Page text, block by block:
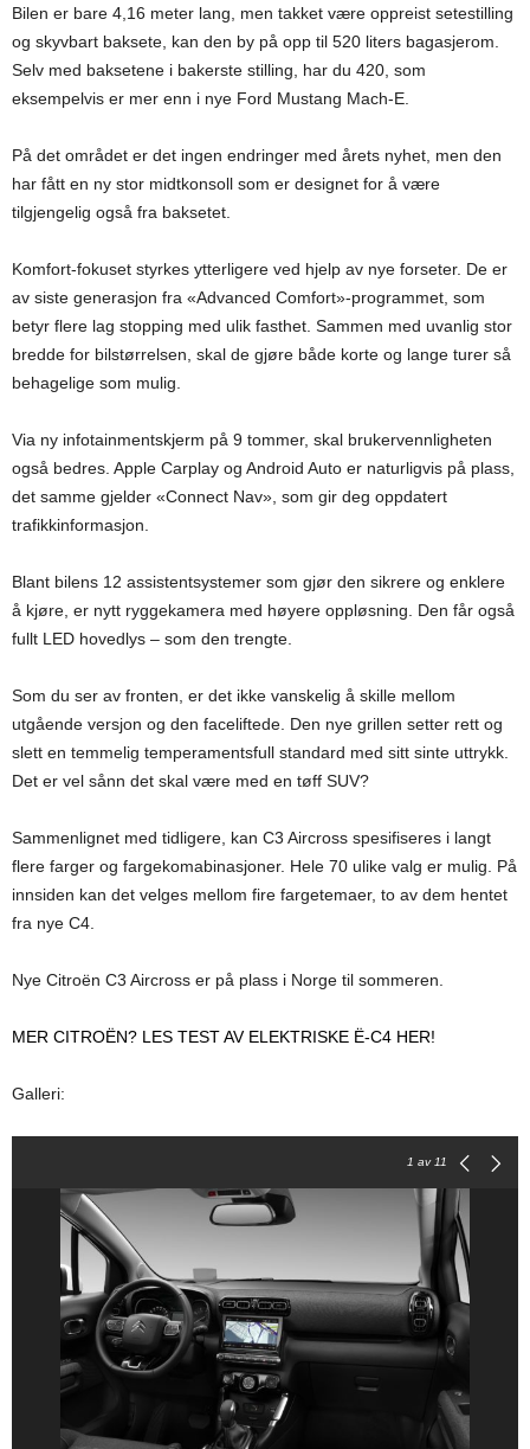
Bilen er bare 4,16 meter lang, men takket være oppreist setestilling
og skyvbart baksete, kan den by på opp til 520 liters bagasjerom.
Selv med baksetene i bakerste stilling, har du 420, som
eksempelvis er mer enn i nye Ford Mustang Mach-E.
På det området er det ingen endringer med årets nyhet, men den
har fått en ny stor midtkonsoll som er designet for å være
tilgjengelig også fra baksetet.
Komfort-fokuset styrkes ytterligere ved hjelp av nye forseter. De er
av siste generasjon fra «Advanced Comfort»-programmet, som
betyr flere lag stopping med ulik fasthet. Sammen med uvanlig stor
bredde for bilstørrelsen, skal de gjøre både korte og lange turer så
behagelige som mulig.
Via ny infotainmentskjerm på 9 tommer, skal brukervennligheten
også bedres. Apple Carplay og Android Auto er naturligvis på plass,
det samme gjelder «Connect Nav», som gir deg oppdatert
trafikkinformasjon.
Blant bilens 12 assistentsystemer som gjør den sikrere og enklere
å kjøre, er nytt ryggekamera med høyere oppløsning. Den får også
fullt LED hovedlys – som den trengte.
Som du ser av fronten, er det ikke vanskelig å skille mellom
utgående versjon og den faceliftede. Den nye grillen setter rett og
slett en temmelig temperamentsfull standard med sitt sinte uttrykk.
Det er vel sånn det skal være med en tøff SUV?
Sammenlignet med tidligere, kan C3 Aircross spesifiseres i langt
flere farger og fargekomabinasjoner. Hele 70 ulike valg er mulig. På
innsiden kan det velges mellom fire fargetemaer, to av dem hentet
fra nye C4.
Nye Citroën C3 Aircross er på plass i Norge til sommeren.
MER CITROËN? LES TEST AV ELEKTRISKE Ë-C4 HER!
Galleri:
1 av 11